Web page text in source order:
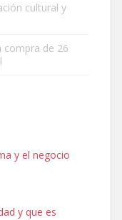
cultural y
compra de 26
y el negocio
y que es